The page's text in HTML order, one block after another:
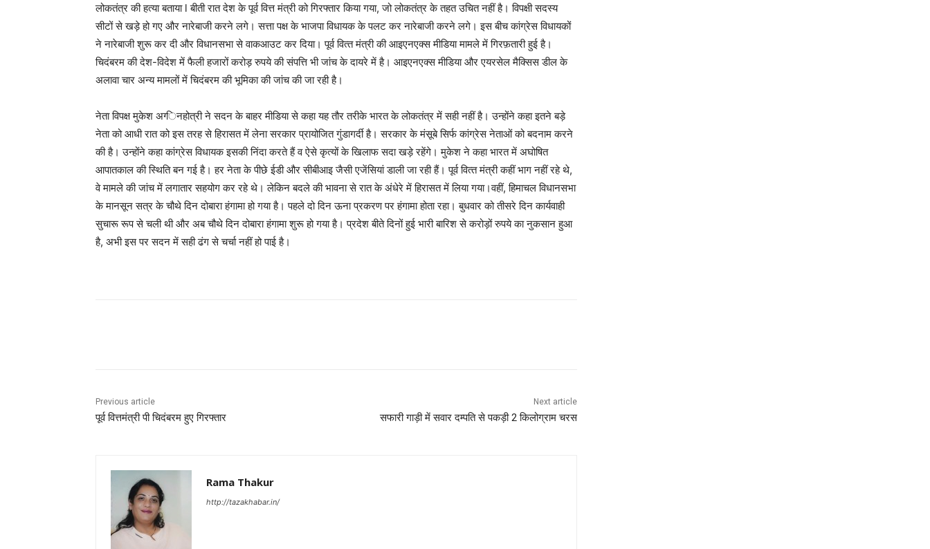
लोकतंत्र की हत्या बताया l बीती रात देश के पूर्व वित्त मंत्री को गिरफ्तार किया गया, जो लोकतंत्र के तहत उचित नहीं है। विपक्षी सदस्य
सीटों से खड़े हो गए और नारेबाजी करने लगे। सत्ता पक्ष के भाजपा विधायक के पलट कर नारेबाजी करने लगे। इस बीच कांग्रेस विधायकों
ने नारेबाजी शुरू कर दी और विधानसभा से वाकआउट कर दिया। पूर्व वित्‍त मंत्री की आइएनएक्स मीडिया मामले में गिरफ़तारी हुई है।
चिदंबरम की देश-विदेश में फैली हजारों करोड़ रुपये की संपत्ति भी जांच के दायरे में है। आइएनएक्स मीडिया और एयरसेल मैक्सिस डील के
अलावा चार अन्य मामलों में चिदंबरम की भूमिका की जांच की जा रही है।
नेता विपक्ष मुकेश अग्‍िनहोत्री ने सदन के बाहर मीडिया से कहा यह तौर तरीके भारत के लोकतंत्र में सही नहीं है। उन्‍होंने कहा इतने बड़े
नेता को आधी रात को इस तरह से हिरासत में लेना सरकार प्रायोजित गुंडागर्दी है। सरकार के मंसूबे सिर्फ कांग्रेस नेताओं को बदनाम करने
की है। उन्‍होंने कहा कांग्रेस विधायक इसकी निंदा करते हैं व ऐसे कृत्‍यों के खिलाफ सदा खड़े रहेंगे। मुकेश ने कहा भारत में अघोषित
आपातकाल की स्थिति बन गई है। हर नेता के पीछे ईडी और सीबीआइ जैसी एजेंसियां डाली जा रही हैं। पूर्व वित्‍त मंत्री कहीं भाग नहीं रहे थे,
वे मामले की जांच में लगातार सहयोग कर रहे थे। लेकिन बदले की भावना से रात के अंधेरे में हिरासत में लिया गया।वहीं, हिमाचल विधानसभा
के मानसून सत्र के चौथे दिन दोबारा हंगामा हो गया है। पहले दो दिन ऊना प्रकरण पर हंगामा होता रहा। बुधवार को तीसरे दिन कार्यवाही
सुचारू रूप से चली थी और अब चौथे दिन दोबारा हंगामा शुरू हो गया है। प्रदेश बीते दिनों हुई भारी बारिश से करोड़ों रुपये का नुकसान हुआ
है, अभी इस पर सदन में सही ढंग से चर्चा नहीं हो पाई है।
Previous article
पूर्व वित्तमंत्री पी चिदंबरम हुए गिरफ्तार
Next article
सफारी गाड़ी में सवार दम्पति से पकड़ी 2 किलोग्राम चरस
Rama Thakur
http://tazakhabar.in/